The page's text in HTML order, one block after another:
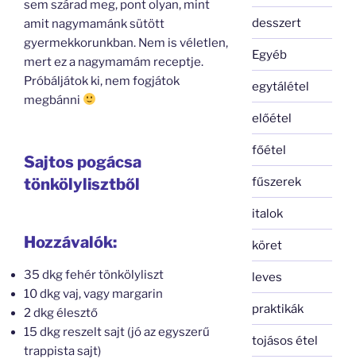
sem szárad meg, pont olyan, mint
amit nagymamánk sütött
gyermekkorunkban. Nem is véletlen,
mert ez a nagymamám receptje.
Próbáljátok ki, nem fogjátok
megbánni
Sajtos pogácsa
tönkölylisztből
Hozzávalók:
35 dkg fehér tönkölyliszt
10 dkg vaj, vagy margarin
2 dkg élesztő
15 dkg reszelt sajt (jó az egyszerű
trappista sajt)
desszert
Egyéb
egytálétel
előétel
főétel
fűszerek
italok
köret
leves
praktikák
tojásos étel